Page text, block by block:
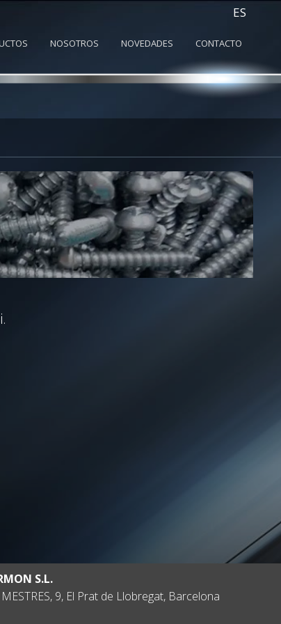
ES
NOSOTROS NOVEDADES CONTACTO
S.L.
MESTRES, 9, El Prat de Llobregat, Barcelona